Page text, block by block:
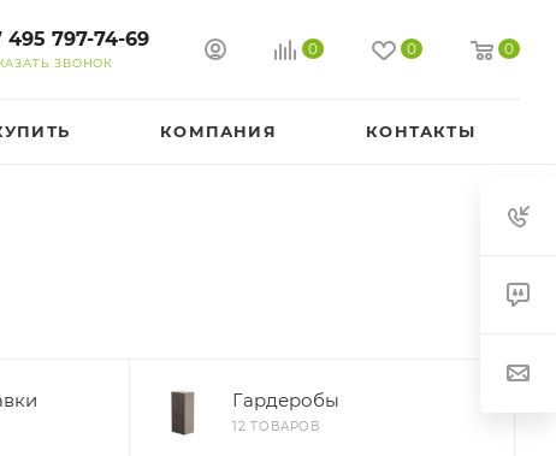
495 797-74-69
ЗВОНОК
0 0 0
КОМПАНИЯ КОНТАКТЫ
Гардеробы
12 ТОВАРОВ